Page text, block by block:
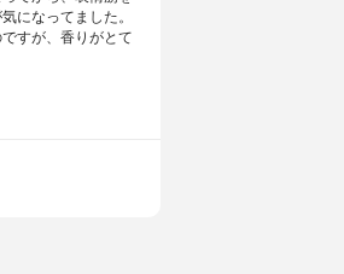
になってました。
すが、香りがとて